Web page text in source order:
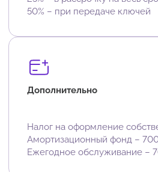
50% – при передаче ключей
Дополнительно
Налог на оформление
Амортизационный фонд –
Ежегодное обслуживание –